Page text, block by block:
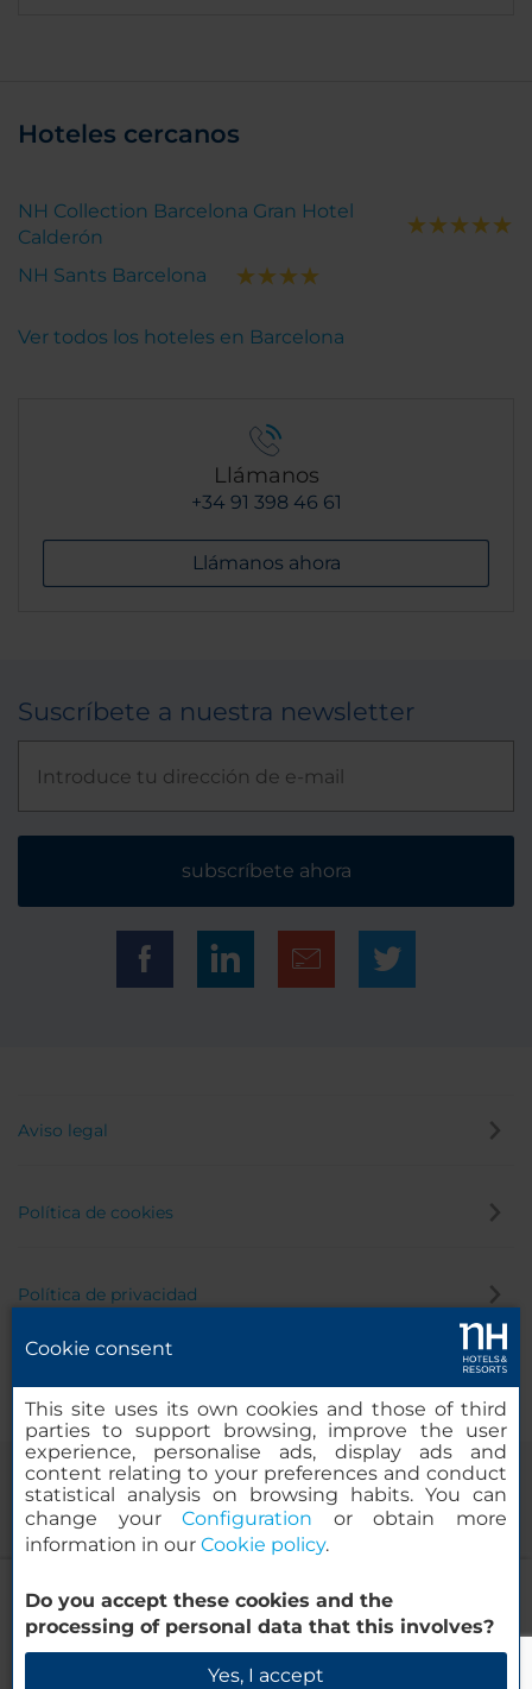
NH Barcelona Eixample
Verificar disponibilidad
Hoteles cercanos
NH Collection Barcelona Gran Hotel
Calderón
NH Sants Barcelona
Ver todos los hoteles en Barcelona
Llámanos
+34 91 398 46 61
Llámanos ahora
Suscríbete a nuestra newsletter
subscríbete ahora
Aviso legal
Política de cookies
Política de privacidad
© 2000-2026 MINOR HOTELS EUROPE & AMERICAS Santa Engracia,
120. 28003 Madrid, España
Cookie consent
This site uses its own cookies and those of third
parties to support browsing, improve the user
experience, personalise ads, display ads and
content relating to your preferences and conduct
statistical analysis on browsing habits. You can
change yourConfiguration or obtain more
information in our Cookie policy.
Do you accept these cookies and the
processing of personal data that this involves?
Yes, I accept